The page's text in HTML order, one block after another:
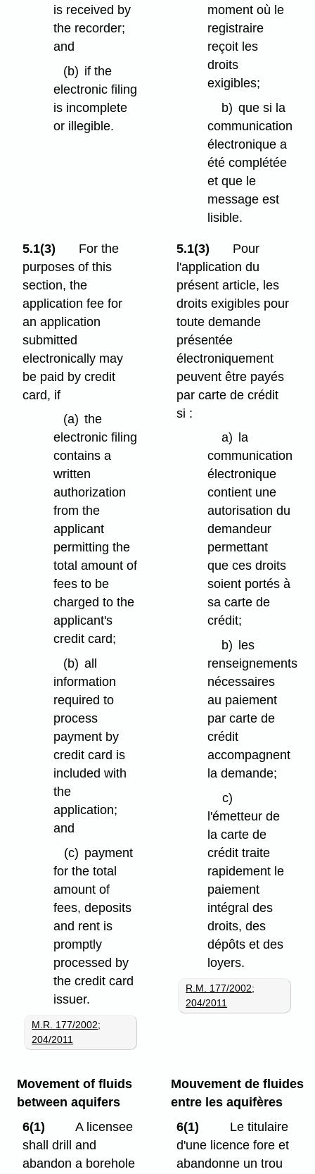
is received by
the recorder;
and
(b) if the
electronic filing
is incomplete
or illegible.
moment où le
registraire
reçoit les
droits
exigibles;
b) que si la
communication
électronique a
été complétée
et que le
message est
lisible.
5.1(3)
For the
purposes of this
section, the
application fee for
an application
submitted
electronically may
be paid by credit
card, if
(a) the
electronic filing
contains a
written
authorization
from the
applicant
permitting the
total amount of
fees to be
charged to the
applicant's
credit card;
(b) all
information
required to
process
payment by
credit card is
included with
the
application;
and
(c) payment
for the total
amount of
fees, deposits
and rent is
promptly
processed by
the credit card
issuer.
M.R. 177/2002;
204/2011
5.1(3)
Pour
l'application du
présent article, les
droits exigibles pour
toute demande
présentée
électroniquement
peuvent être payés
par carte de crédit
si :
a)
la
communication
électronique
contient une
autorisation du
demandeur
permettant
que ces droits
soient portés à
sa carte de
crédit;
b)
les
renseignements
nécessaires
au paiement
par carte de
crédit
accompagnent
la demande;
c)
l'émetteur de
la carte de
crédit traite
rapidement le
paiement
intégral des
droits, des
dépôts et des
loyers.
R.M. 177/2002;
204/2011
Movement of fluids
between aquifers
6(1)
A licensee
shall drill and
abandon a borehole
Mouvement de fluides
entre les aquifères
6(1)
Le titulaire
d'une licence fore et
abandonne un trou